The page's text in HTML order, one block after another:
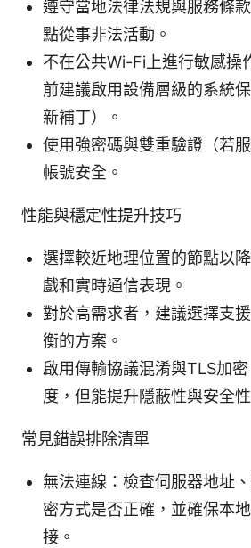
遵守當地法律法規與服務條
點從事非法活動。
不在公共Wi-Fi上進行敏感操
前建議啟用設備層級的系統
新補丁）。
使用強密碼與雙重驗證（若
帳號安全。
性能與穩定性提升技巧
選擇較近地理位置的節點以
戲和實時通信表現。
對於高需求者，建議選擇支
衡的方案。
啟用傳輸協議混淆與TLS加
度，但能提升隱蔽性與安全性
常見錯誤排除清單
無法連線：檢查伺服器地址
密方式是否正確，並確保本
接。